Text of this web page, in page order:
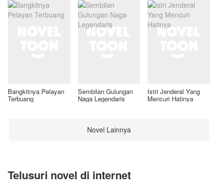
Bangkitnya Pelayan
Terbuang
Sembilan Gulungan
Naga Legendaris
Istri Jenderal Yang
Mencuri Hatinya
Novel Lainnya
Telusuri novel di internet